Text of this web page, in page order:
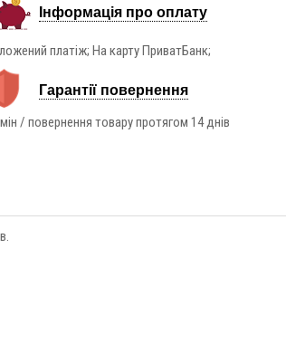
Інформація про оплату
платіж; На карту ПриватБанк;
Гарантії повернення
/ повернення товару протягом 14 днів